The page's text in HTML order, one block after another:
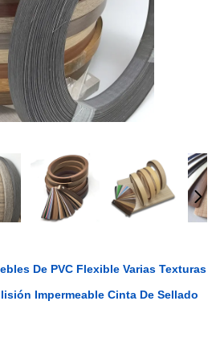
De PVC Flexible Varias Texturas
Impermeable Cinta De Sellado